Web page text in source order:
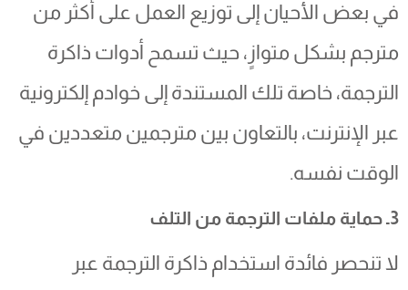
في بعض الأحيان إلى توزيع العمل على أكثر من
مترجم بشكل متوازٍ، حيث تسمح أدوات ذاكرة
الترجمة، خاصة تلك المستندة إلى خوادم إلكترونية
عبر الإنترنت، بالتعاون بين مترجمين متعددين في
الوقت نفسه.
3ـ حماية ملفات الترجمة من التلف
لا تنحصر فائدة استخدام ذاكرة الترجمة عبر